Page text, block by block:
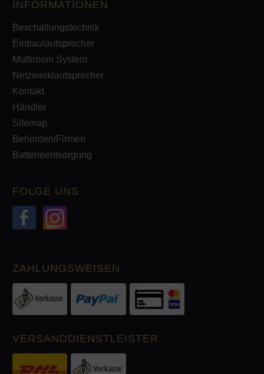
INFORMATIONEN
Beschallungstechnik
Einbaulautsprecher
Multiroom System
Netzwerklautsprecher
Kontakt
Händler
Sitemap
Behörden/Firmen
Batterieentsorgung
FOLGE UNS
ZAHLUNGSWEISEN
VERSANDDIENSTLEISTER